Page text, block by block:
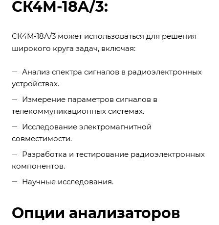
СК4М-18A/3:
СК4М-18A/3 может использоваться для решения
широкого круга задач, включая:
Анализ спектра сигналов в радиоэлектронных
устройствах.
Измерение параметров сигналов в
телекоммуникационных системах.
Исследование электромагнитной
совместимости.
Разработка и тестирование радиоэлектронных
компонентов.
Научные исследования.
Опции анализаторов